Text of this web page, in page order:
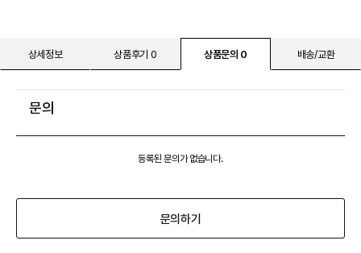
상세정보 상품후기 0 상품문의 0 배송/교환
문의
등록된 문의가 없습니다.
문의하기